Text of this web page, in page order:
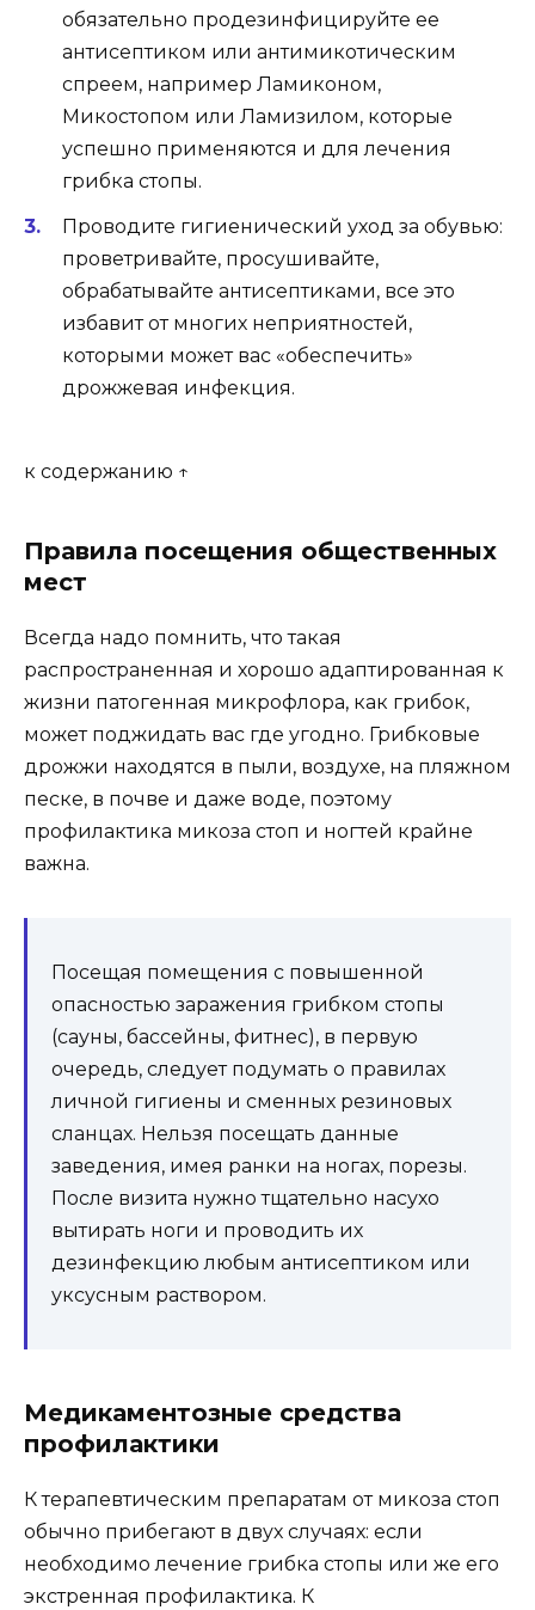
обязательно продезинфицируйте ее
антисептиком или антимикотическим
спреем, например Ламиконом,
Микостопом или Ламизилом, которые
успешно применяются и для лечения
грибка стопы.
Проводите гигиенический уход за обувью:
проветривайте, просушивайте,
обрабатывайте антисептиками, все это
избавит от многих неприятностей,
которыми может вас «обеспечить»
дрожжевая инфекция.
к содержанию ↑
Правила посещения общественных
мест
Всегда надо помнить, что такая
распространенная и хорошо адаптированная к
жизни патогенная микрофлора, как грибок,
может поджидать вас где угодно. Грибковые
дрожжи находятся в пыли, воздухе, на пляжном
песке, в почве и даже воде, поэтому
профилактика микоза стоп и ногтей крайне
важна.
Посещая помещения с повышенной
опасностью заражения грибком стопы
(сауны, бассейны, фитнес), в первую
очередь, следует подумать о правилах
личной гигиены и сменных резиновых
сланцах. Нельзя посещать данные
заведения, имея ранки на ногах, порезы.
После визита нужно тщательно насухо
вытирать ноги и проводить их
дезинфекцию любым антисептиком или
уксусным раствором.
Медикаментозные средства
профилактики
К терапевтическим препаратам от микоза стоп
обычно прибегают в двух случаях: если
необходимо лечение грибка стопы или же его
экстренная профилактика. К